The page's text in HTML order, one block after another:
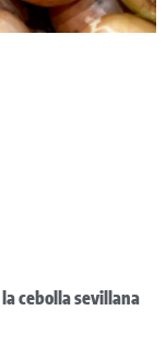
cebolla sevillana